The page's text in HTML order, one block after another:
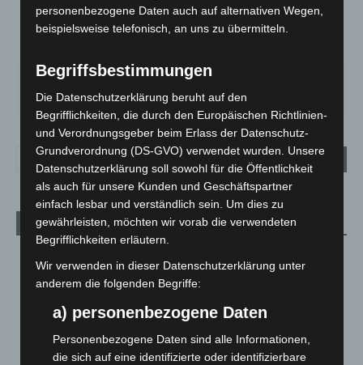
20.1°
SO.
33° 27°
DI.
24° 27
Aktuelle Beiträge
Werke im Jacques’ Wein-Depot Isernhagen
8. August 2026
A2: Zweite Turbobaustelle startet zwischen Hannover-West
und Bothfeld
8. August 2026
personenbezogene Daten auch auf alternativen Wegen,
beispielsweise telefonisch, an uns zu übermitteln.
Begriffsbestimmungen
Die Datenschutzerklärung beruht auf den
Begrifflichkeiten, die durch den Europäischen Richtlinien-
und Verordnungsgeber beim Erlass der Datenschutz-
Grundverordnung (DS-GVO) verwendet wurden. Unsere
Datenschutzerklärung soll sowohl für die Öffentlichkeit
als auch für unsere Kunden und Geschäftspartner
einfach lesbar und verständlich sein. Um dies zu
gewährleisten, möchten wir vorab die verwendeten
Begrifflichkeiten erläutern.
Wir verwenden in dieser Datenschutzerklärung unter
anderem die folgenden Begriffe:
a) personenbezogene Daten
Personenbezogene Daten sind alle Informationen,
die sich auf eine identifizierte oder identifizierbare